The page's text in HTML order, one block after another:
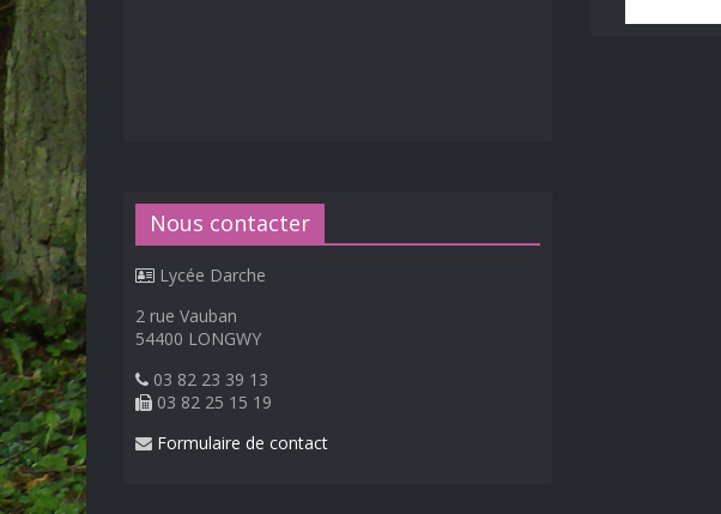
Nous contacter
Lycée Darche
2 rue Vauban
54400 LONGWY
03 82 23 39 13
03 82 25 15 19
Formulaire de contact